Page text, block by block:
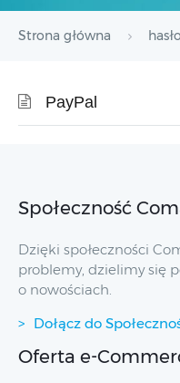
Strona główna
PayPal
Społeczność
Dzięki społeczności
problemy, dzielimy się
o nowościach.
Dołącz do
Oferta e-